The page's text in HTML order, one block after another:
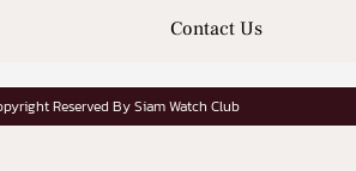
Contact Us
Reserved By Siam Watch Club